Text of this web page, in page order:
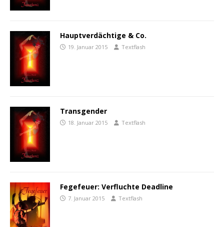
Hauptverdächtige & Co.
19. Januar 2015 Textflash
Transgender
18. Januar 2015 Textflash
Fegefeuer: Verfluchte Deadline
7. Januar 2015 Textflash